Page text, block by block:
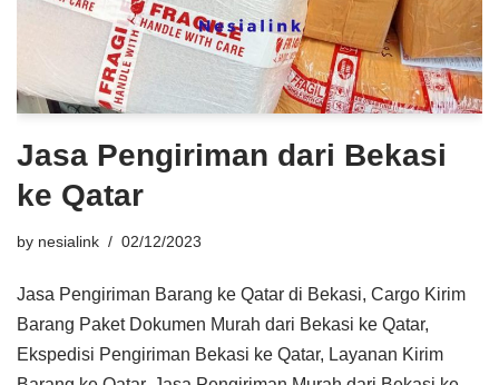
Jasa Pengiriman dari Bekasi
ke Qatar
by nesialink 02/12/2023
Jasa Pengiriman Barang ke Qatar di Bekasi, Cargo Kirim
Barang Paket Dokumen Murah dari Bekasi ke Qatar,
Ekspedisi Pengiriman Bekasi ke Qatar, Layanan Kirim